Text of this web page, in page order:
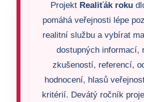
Projekt Realiťák roku
pomáhá veřejnosti lépe
realitní službu a vybírat
dostupných informací,
zkušeností, referencí,
hodnocení, hlasů
kritérií. Devátý ročník